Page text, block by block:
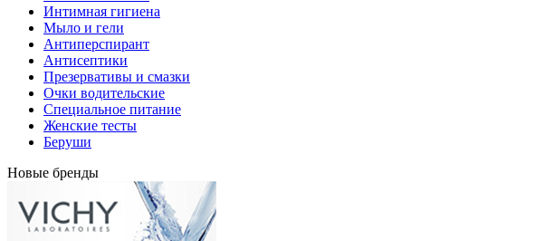
Интимная гигиена
Мыло и гели
Антиперспирант
Антисептики
Презервативы и смазки
Очки водительские
Специальное питание
Женские тесты
Беруши
Новые бренды